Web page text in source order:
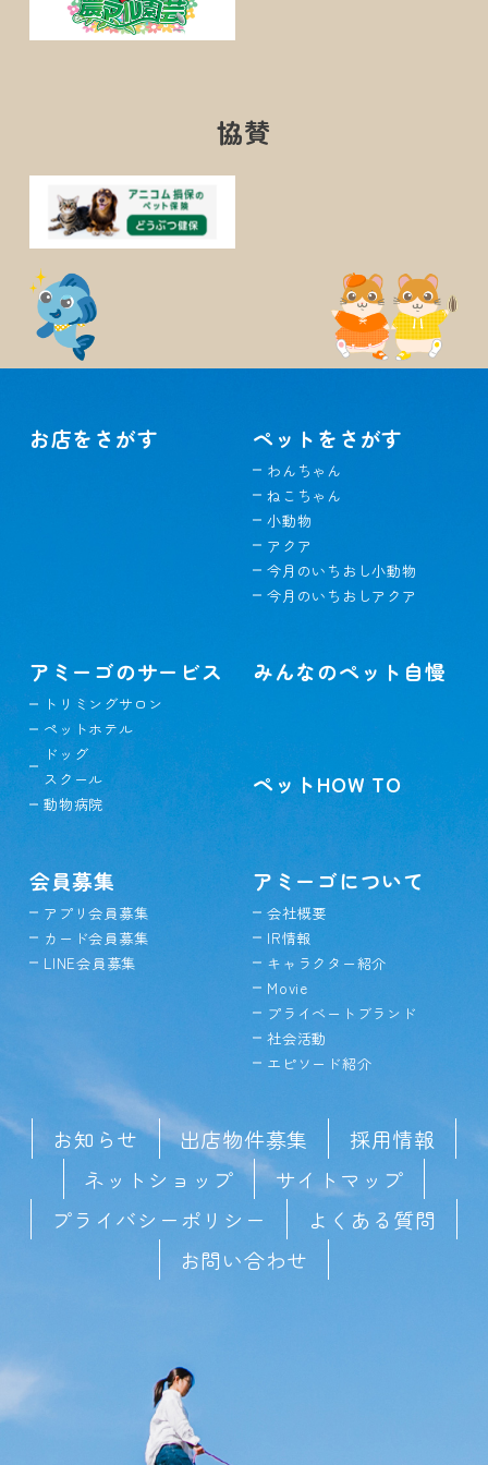
協賛
お店をさがす ペットをさがす
わんちゃん
ねこちゃん
小動物
アクア
今月のいちおし小動物
今月のいちおしアクア
アミーゴのサービス
トリミングサロン
ペットホテル
ドッグ
スクール
動物病院
みんなのペット自慢
ペットHOW TO
会員募集
アプリ会員募集
カード会員募集
LINE会員募集
アミーゴについて
会社概要
IR情報
キャラクター紹介
Movie
プライベートブランド
社会活動
エピソード紹介
お知らせ 出店物件募集
採用情報
ネットショップ
サイトマップ
プライバシーポリシー
よくある質問
お問い合わせ